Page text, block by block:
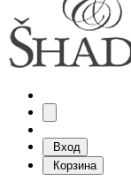
Вход
Корзина